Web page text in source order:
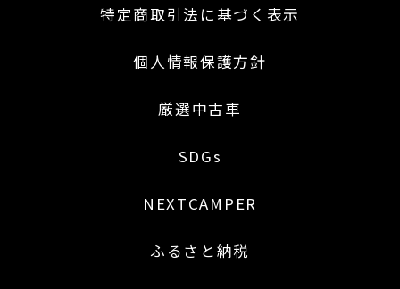
特定商取引法に基づく表示
個人情報保護方針
厳選中古車
SDGs
NEXTCAMPER
ふるさと納税